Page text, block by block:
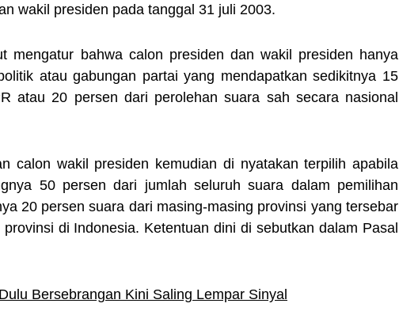
wakil presiden pada tanggal 31 juli 2003.
mengatur bahwa calon presiden dan wakil presiden hanya
atau gabungan partai yang mendapatkan sedikitnya 15
atau 20 persen dari perolehan suara sah secara nasional
calon wakil presiden kemudian di nyatakan terpilih apabila
50 persen dari jumlah seluruh suara dalam pemilihan
20 persen suara dari masing-masing provinsi yang tersebar
di Indonesia. Ketentuan dini di sebutkan dalam Pasal
Bersebrangan Kini Saling Lempar Sinyal